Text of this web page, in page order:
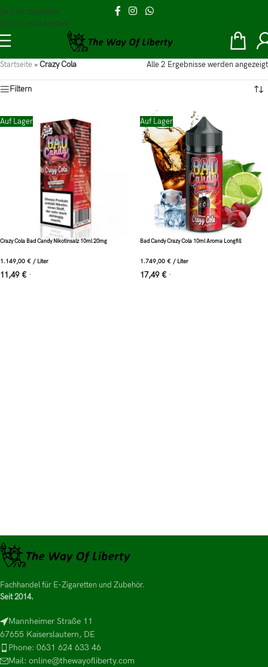
Skip to navigation
Skip to main content
Startseite »Crazy Cola Alle 2 Ergebnisse werden angezeigt
Filtern
Auf Lager
Crazy Cola Bad Candy Nikotinsalz 10ml 20mg
1.149,00 € / Liter
11,49 € *
Auf Lager
Bad Candy Crazy Cola 10ml Aroma Longfill
1.749,00 € / Liter
17,49 € *
Fachhandel für E-Zigaretten und Zubehör.
Seit 2014.
Mannheimer Straße 11
67655 Kaiserslautern, DE
Phone: 0631 624 633 46
Mail: online@thewayofliberty.com